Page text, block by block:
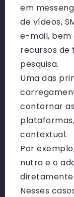
em
de vídeos,
e-mail, bem
recursos de
pesquisa.
Uma das
contornar
contextual.
Por
nutra e o
diretamente.
Nesses